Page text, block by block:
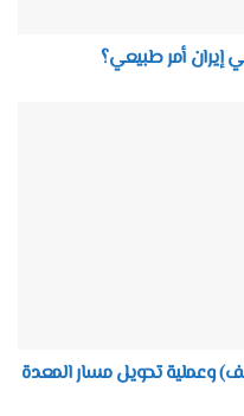
إيران أمر طبيعي؟
وعملية تحويل مسار المعدة